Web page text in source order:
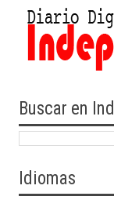
Buscar en
Idiomas